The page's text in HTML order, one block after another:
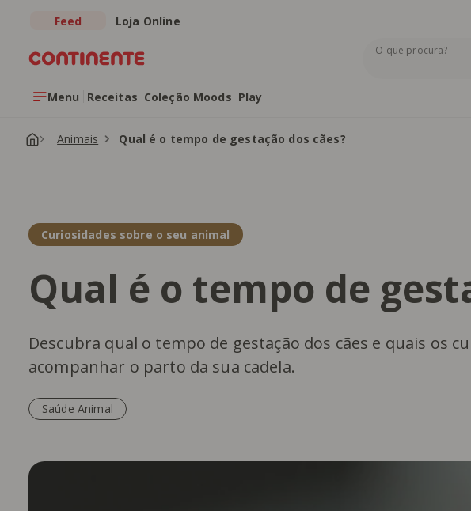
Saltar para o conteúdo principal
Feed Loja Online
Os resultados
O que procura?
Menu Receitas Coleção Moods Play
Animais Qual é o tempo de gestação dos cães?
Curiosidades sobre o seu animal
Qual é o tempo de
Descubra qual o tempo de gestação dos cães e quais os
acompanhar o parto da sua cadela.
Saúde Animal